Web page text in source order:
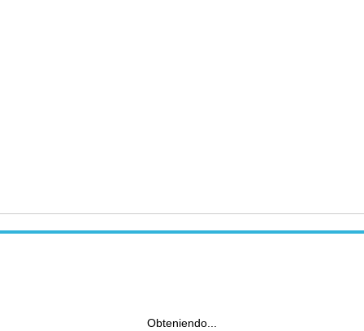
Obteniendo...